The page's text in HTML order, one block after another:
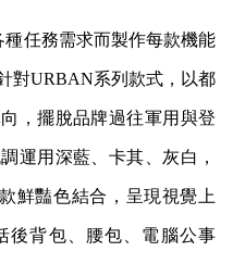
種任務需求而製作每款機能
對URBAN系列款式，以都
，擺脫品牌過往軍用與登
運用深藍、卡其、灰白，
鮮豔色結合，呈現視覺上
後背包、腰包、電腦公事